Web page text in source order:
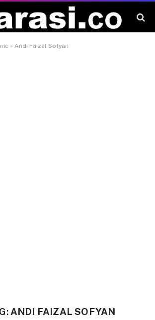
» Andi Faizal Sofyan
ANDI FAIZAL SOFYAN